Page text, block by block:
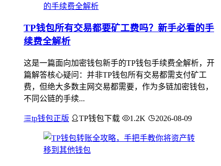
TP钱包所有交易都要矿工费吗？新手必看的手
续费全解析
这是一篇面向加密钱包新手的TP钱包手续费全解析，开
篇解答核心疑问：并非TP钱包所有交易都需支付矿工
费，但绝大多数主网交易都需要，作为多链加密钱包，
不同公链的手续...
tp钱包正版 TP钱包下载 1.2K 2026-08-09